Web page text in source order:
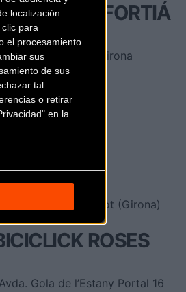
localización
para
el procesamiento
sus
de sus
tal
o retirar
en la
FORTIÁ
. Miquel Blay, 2
Girona
Olot (Girona)
ROSES
Avda. Gola de l’Estany Portal 16